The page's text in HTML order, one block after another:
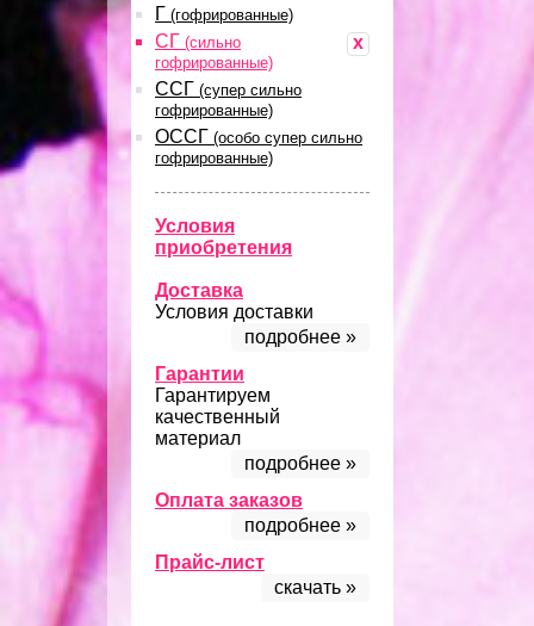
Г (гофрированные)
x
СГ (сильно
гофрированные)
ССГ (супер сильно
гофрированные)
ОССГ (особо супер сильно
гофрированные)
Условия
приобретения
Доставка
Условия доставки
подробнее »
Гарантии
Гарантируем
качественный
материал
подробнее »
Оплата заказов
подробнее »
Прайс-лист
скачать »